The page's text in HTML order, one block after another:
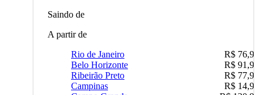
Saindo de
A partir de
Rio de Janeiro
R$ 76,90
Belo Horizonte
R$ 91,90
Ribeirão Preto
R$ 77,90
Campinas
R$ 14,90